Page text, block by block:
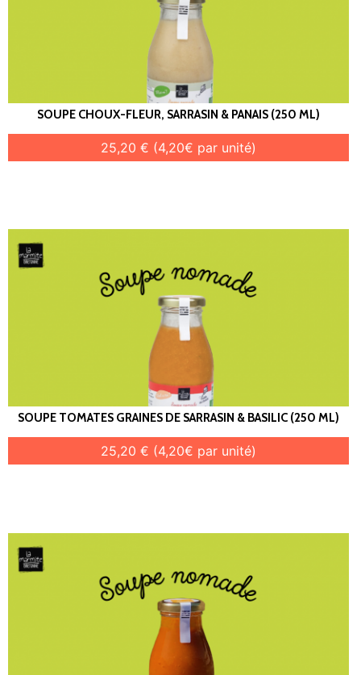
SOUPE CHOUX-FLEUR, SARRASIN & PANAIS (250 ML)
25,20 € (4,20€ par unité)
SOUPE TOMATES GRAINES DE SARRASIN & BASILIC (250 ML)
25,20 € (4,20€ par unité)